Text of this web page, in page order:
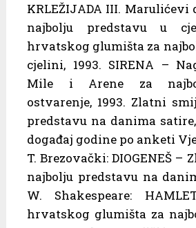
KRLEŽIJADA III. Marulićevi
najbolju predstavu u
hrvatskog glumišta za
cjelini, 1993. SIRENA –
Mile i Arene za
ostvarenje, 1993. Zlatni
predstavu na danima
događaj godine po anketi
T. Brezovački: DIOGENEŠ –
najbolju predstavu na
W. Shakespeare:
hrvatskog glumišta za